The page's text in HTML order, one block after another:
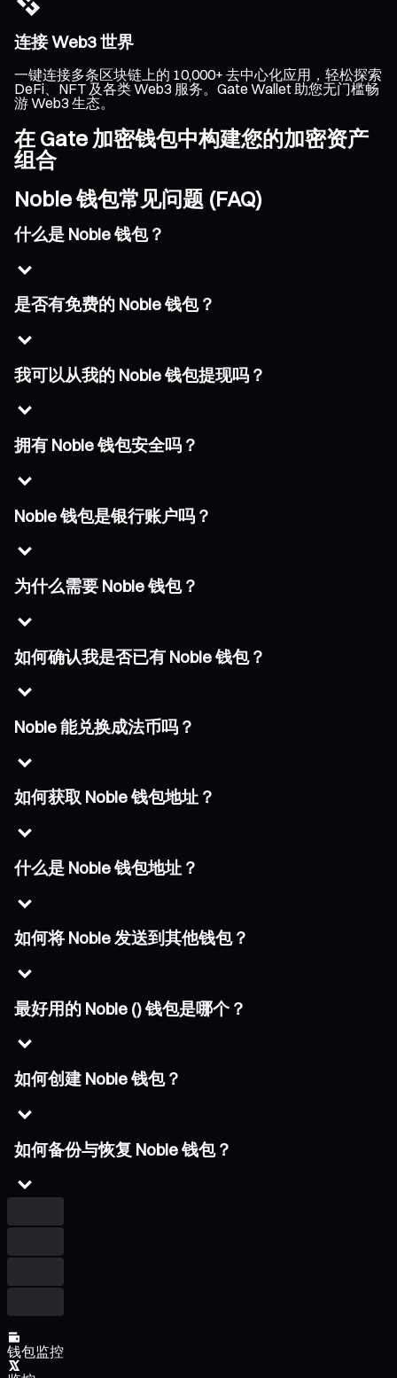
连接 Web3 世界
一键连接多条区块链上的 10,000+ 去中心化应用，轻松探索
DeFi、NFT 及各类 Web3 服务。Gate Wallet 助您无门槛畅
游 Web3 生态。
在 Gate 加密钱包中构建您的加密资产
组合
Noble 钱包常见问题 (FAQ)
什么是 Noble 钱包？
是否有免费的 Noble 钱包？
我可以从我的 Noble 钱包提现吗？
拥有 Noble 钱包安全吗？
Noble 钱包是银行账户吗？
为什么需要 Noble 钱包？
如何确认我是否已有 Noble 钱包？
Noble 能兑换成法币吗？
如何获取 Noble 钱包地址？
什么是 Noble 钱包地址？
如何将 Noble 发送到其他钱包？
最好用的 Noble () 钱包是哪个？
如何创建 Noble 钱包？
如何备份与恢复 Noble 钱包？
钱包监控